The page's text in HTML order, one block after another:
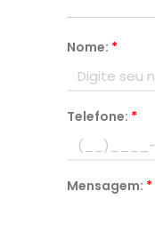
Nome: *
Telefone: *
Mensagem: *